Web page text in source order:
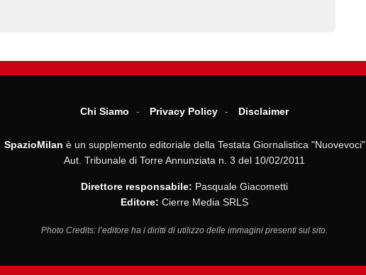
Chi Siamo Privacy Policy Disclaimer
SpazioMilan è un supplemento editoriale della Testata Giornalistica "Nuovevoci"
Aut. Tribunale di Torre Annunziata n. 3 del 10/02/2011
Direttore responsabile: Pasquale Giacometti
Editore: Cierre Media SRLS
Photo Credits: l’editore ha i diritti di utilizzo delle immagini presenti sul sito.